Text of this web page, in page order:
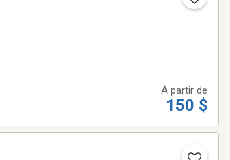
À partir de
150 $